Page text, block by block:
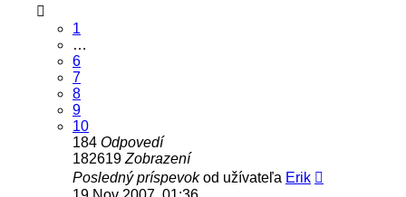
1
…
6
7
8
9
10
184 Odpovedí
182619 Zobrazení
Posledný príspevokod užívateľa Erik